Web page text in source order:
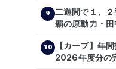
9
二遊間で１、
覇の原動力・
10
【カープ】年
2026年度分の